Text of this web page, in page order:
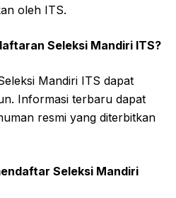
oleh ITS.
Seleksi Mandiri ITS?
Mandiri ITS dapat
Informasi terbaru dapat
resmi yang diterbitkan
Seleksi Mandiri